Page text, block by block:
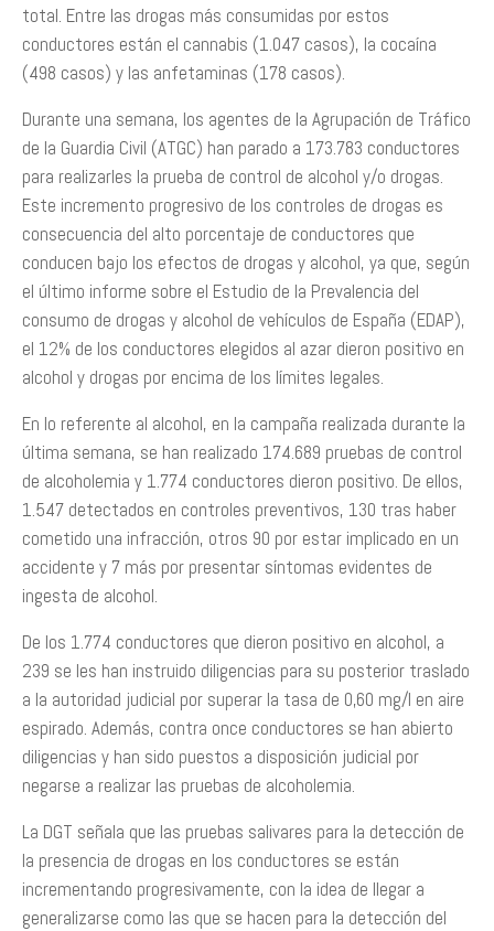
total. Entre las drogas más consumidas por estos
conductores están el cannabis (1.047 casos), la cocaína
(498 casos) y las anfetaminas (178 casos).
Durante una semana, los agentes de la Agrupación de Tráfico
de la Guardia Civil (ATGC) han parado a 173.783 conductores
para realizarles la prueba de control de alcohol y/o drogas.
Este incremento progresivo de los controles de drogas es
consecuencia del alto porcentaje de conductores que
conducen bajo los efectos de drogas y alcohol, ya que, según
el último informe sobre el Estudio de la Prevalencia del
consumo de drogas y alcohol de vehículos de España (EDAP),
el 12% de los conductores elegidos al azar dieron positivo en
alcohol y drogas por encima de los límites legales.
En lo referente al alcohol, en la campaña realizada durante la
última semana, se han realizado 174.689 pruebas de control
de alcoholemia y 1.774 conductores dieron positivo. De ellos,
1.547 detectados en controles preventivos, 130 tras haber
cometido una infracción, otros 90 por estar implicado en un
accidente y 7 más por presentar síntomas evidentes de
ingesta de alcohol.
De los 1.774 conductores que dieron positivo en alcohol, a
239 se les han instruido diligencias para su posterior traslado
a la autoridad judicial por superar la tasa de 0,60 mg/l en aire
espirado. Además, contra once conductores se han abierto
diligencias y han sido puestos a disposición judicial por
negarse a realizar las pruebas de alcoholemia.
La DGT señala que las pruebas salivares para la detección de
la presencia de drogas en los conductores se están
incrementando progresivamente, con la idea de llegar a
generalizarse como las que se hacen para la detección del